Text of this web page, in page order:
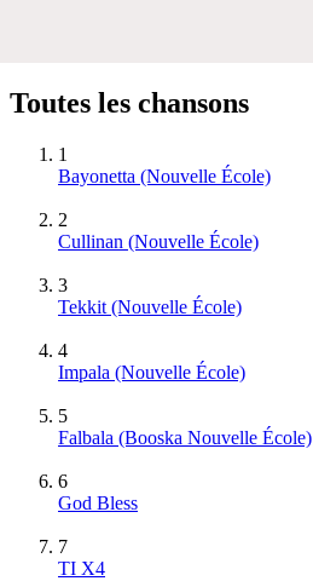
Toutes les chansons
1
Bayonetta (Nouvelle École)
2
Cullinan (Nouvelle École)
3
Tekkit (Nouvelle École)
4
Impala (Nouvelle École)
5
Falbala (Booska Nouvelle École)
6
God Bless
7
TI X4